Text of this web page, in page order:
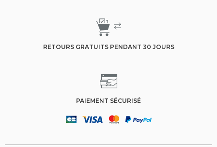
RETOURS GRATUITS PENDANT 30 JOURS
PAIEMENT SÉCURISÉ